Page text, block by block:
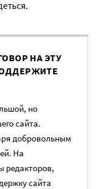
НА ЭТУ
но
сайта.
добровольным
На
редакторов,
сайта